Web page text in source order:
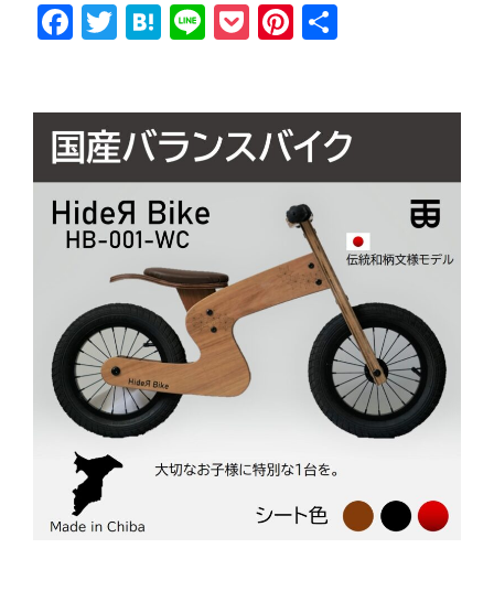
F
e
b
o
o
T
er
H
n
a
Li
P
et
Pi
e
st